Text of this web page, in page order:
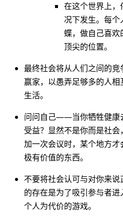
在这个世界上
况下发生。每个
蝶，做自己喜欢
顶尖的位置。
最终社会将从人们之间的
赢家，以愚弄足够多的人
生活。
问问自己——当你牺牲健康
受益？显然不是你而是社
加一次会议时，某个地方
极有价值的东西。
不要将社会认可与对你来
的存在是为了吸引参与者
个人为代价的游戏。